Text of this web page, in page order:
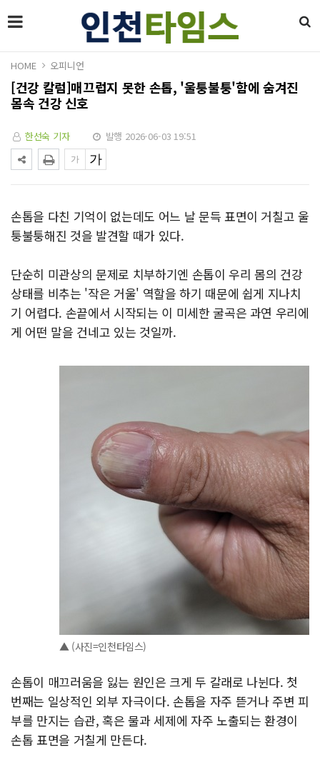
HOME 오피니언
[건강 칼럼]매끄럽지 못한 손톱, '울퉁불퉁'함에 숨겨진
몸속 건강 신호
한선숙 기자 발행 2026-06-03 19:51
손톱을 다친 기억이 없는데도 어느 날 문득 표면이 거칠고 울
퉁불퉁해진 것을 발견할 때가 있다.
단순히 미관상의 문제로 치부하기엔 손톱이 우리 몸의 건강
상태를 비추는 '작은 거울' 역할을 하기 때문에 쉽게 지나치
기 어렵다. 손끝에서 시작되는 이 미세한 굴곡은 과연 우리에
게 어떤 말을 건네고 있는 것일까.
▲ (사진=인천타임스)
손톱이 매끄러움을 잃는 원인은 크게 두 갈래로 나뉜다. 첫
번째는 일상적인 외부 자극이다. 손톱을 자주 뜯거나 주변 피
부를 만지는 습관, 혹은 물과 세제에 자주 노출되는 환경이
손톱 표면을 거칠게 만든다.